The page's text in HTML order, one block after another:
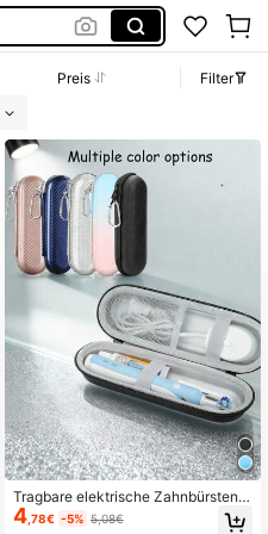
Preis
Filter
Tragbare elektrische Zahnbürsten A
ufbewahrungsbox, Reiseessentiell,
stoßfeste Hartschale Reisetasche
4 ,78€ -5% 5,08€